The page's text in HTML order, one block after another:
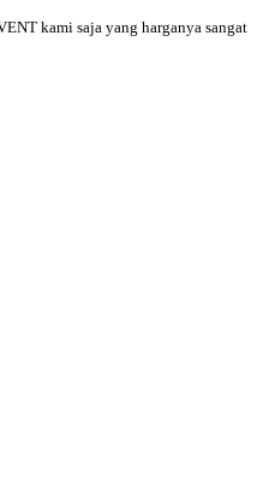
kami saja yang harganya sangat